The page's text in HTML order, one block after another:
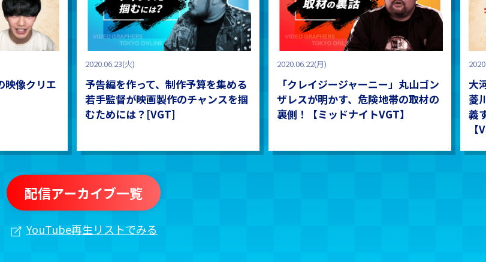
映像クリエ
2020.06.23(火)
予告編を作って、制作予算を集める
若手監督が映画製作のチャンスを掴
むためには？[VGT]
2020.06.22(月)
「クレイジージャーニー」丸山ゴン
ザレスが明かす、危険地帯の取材の
裏側！【ミッドナイトVGT】
大
菱
義
配信アーカイブ一覧
YouTube再生リストでみる